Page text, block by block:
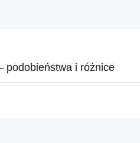
podobieństwa i różnice